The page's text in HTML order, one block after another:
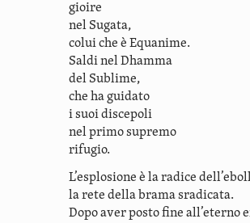
gioire
nel Sugata,
colui che è Equanime.
Saldi nel Dhamma
del Sublime,
che ha guidato
i suoi discepoli
nel primo supremo
rifugio.
L’esplosione è la radice
la rete della brama sradicata.
Dopo aver posto fine all’eterno